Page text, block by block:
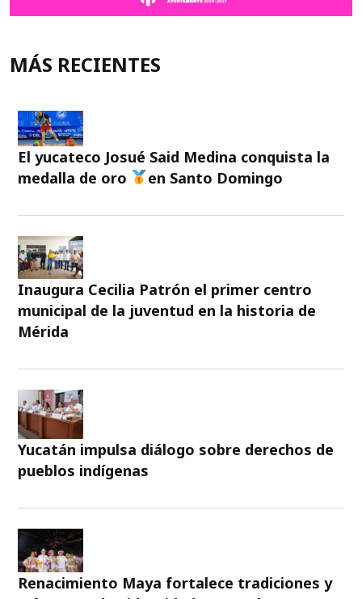
MÁS RECIENTES
El yucateco Josué Said Medina conquista la
medalla de oro
en Santo Domingo
Inaugura Cecilia Patrón el primer centro
municipal de la juventud en la historia de
Mérida
Yucatán impulsa diálogo sobre derechos de
pueblos indígenas
Renacimiento Maya fortalece tradiciones y